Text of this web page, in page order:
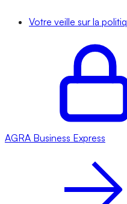
Votre veille sur la
AGRA Business Express